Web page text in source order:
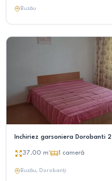
Buzău
Inchiriez garsoniera Dorobanti 2
37.00 m² 1 cameră
Buzău, Dorobanți